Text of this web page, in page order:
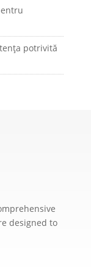
potrivită
designed to